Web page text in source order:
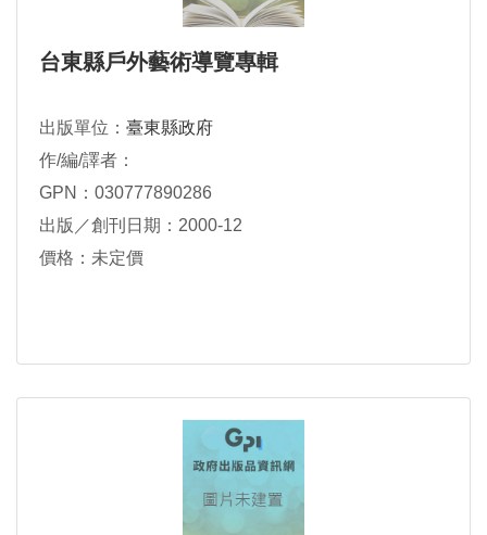
台東縣戶外藝術導覽專輯
出版單位： 臺東縣政府
作/編/譯者：
GPN：030777890286
出版／創刊日期：2000-12
價格：未定價